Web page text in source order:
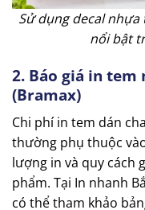
Sử dụng decal
nổi bật
2. Báo giá in tem
(Bramax)
Chi phí in tem dán
thường phụ thuộc
lượng in và quy cách
phẩm. Tại In nhanh
có thể tham khảo